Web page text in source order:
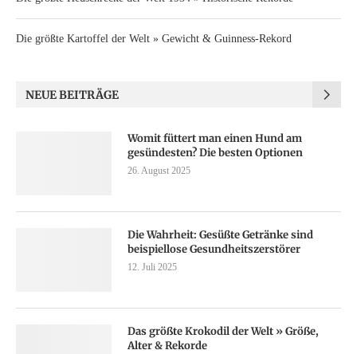
Die größte Kartoffel der Welt » Gewicht & Guinness-Rekord
NEUE BEITRÄGE
Womit füttert man einen Hund am
gesündesten? Die besten Optionen
26. August 2025
Die Wahrheit: Gesüßte Getränke sind
beispiellose Gesundheitszerstörer
12. Juli 2025
Das größte Krokodil der Welt » Größe,
Alter & Rekorde